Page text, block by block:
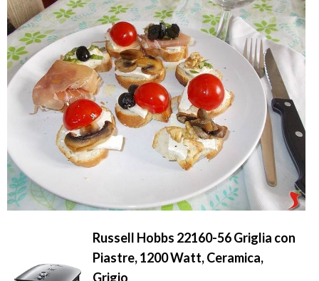
Russell Hobbs 22160-56 Griglia con
Piastre, 1200 Watt, Ceramica,
Grigio